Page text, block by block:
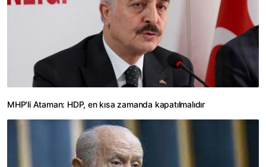
MHP'li Ataman: HDP, en kısa zamanda kapatılmalıdır